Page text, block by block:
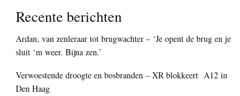
Recente berichten
Ardan, van zenleraar tot brugwachter – ‘Je opent de brug en je
sluit ‘m weer. Bijna zen.’
Verwoestende droogte en bosbranden – XR blokkeert A12 in
Den Haag